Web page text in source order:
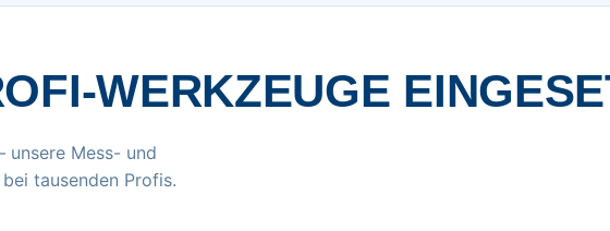
WERKZEUGE
unsere Mess- und
tausenden Profis.